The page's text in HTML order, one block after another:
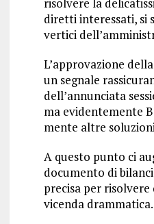
diretti interessati, si
vertici
L’approvazione
un segnale
dell’annunciata
ma evidentemente
mente altre
A questo punto ci
documento di
precisa per
vicenda drammatica.